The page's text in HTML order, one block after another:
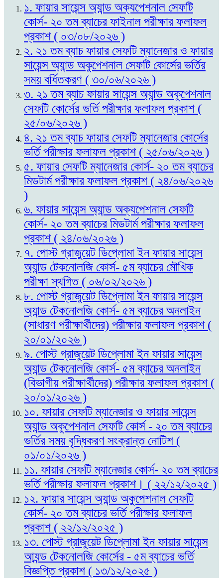
১. ফায়ার সায়েন্স অ্যান্ড অক্যপেশনাল সেফটি
কোর্স- ২০ তম ব্যাচের ফাইনাল পরীক্ষার ফলাফল
প্রকাশ ( ০৩/০৮/২০২৬ )
২. ২১ তম ব্যাচ ফায়ার সেফটি ম্যানেজার ও ফায়ার
সায়েন্স অ্যান্ড অকুপেশনাল সেফটি কোর্সের ভর্তির
সময় বর্ধিতকরণ ( ৩০/০৬/২০২৬ )
৩. ২১ তম ব্যাচ ফায়ার সায়েন্স অ্যান্ড অকুপেশনাল
সেফটি কোর্সের ভর্তি পরীক্ষার ফলাফল প্রকাশ (
২৫/০৬/২০২৬ )
৪. ২১ তম ব্যাচ ফায়ার সেফটি ম্যানেজার কোর্সের
ভর্তি পরীক্ষার ফলাফল প্রকাশ ( ২৫/০৬/২০২৬ )
৫. ফায়ার সেফটি ম্যানেজার কোর্স- ২০ তম ব্যাচের
মিডটার্ম পরীক্ষার ফলাফল প্রকাশ ( ২৪/০৬/২০২৬
)
৬. ফায়ার সায়েন্স অ্যান্ড অক্যপেশনাল সেফটি
কোর্স- ২০ তম ব্যাচের মিডটার্ম পরীক্ষার ফলাফল
প্রকাশ ( ২৪/০৬/২০২৬ )
৭. পোস্ট গ্রাজুয়েট ডিপ্লোমা ইন ফায়ার সায়েন্স
অ্যান্ড টেকনোলজি কোর্স- ৫ম ব্যাচের মৌখিক
পরীক্ষা স্থগিত ( ০৬/০২/২০২৬ )
৮. পোস্ট গ্রাজুয়েট ডিপ্লোমা ইন ফায়ার সায়েন্স
অ্যান্ড টেকনোলজি কোর্স- ৫ম ব্যাচের অনলাইন
(সাধারণ পরীক্ষার্থীদের) পরীক্ষার ফলাফল প্রকাশ (
২০/০১/২০২৬ )
৯. পোস্ট গ্রাজুয়েট ডিপ্লোমা ইন ফায়ার সায়েন্স
অ্যান্ড টেকনোলজি কোর্স- ৫ম ব্যাচের অনলাইন
(বিভাগীয় পরীক্ষার্থীদের) পরীক্ষার ফলাফল প্রকাশ (
২০/০১/২০২৬ )
১০. ফায়ার সেফটি ম্যানেজার ও ফায়ার সায়েন্স
অ্যান্ড অকুপেশনাল সেফটি কোর্স - ২০ তম ব্যাচের
ভর্তির সময় বৃদ্ধিকরণ সংক্রান্ত নোটিশ (
০১/০১/২০২৬ )
১১. ফায়ার সেফটি ম্যানেজার কোর্স- ২০ তম ব্যাচের
ভর্তি পরীক্ষার ফলাফল প্রকাশ। ( ২২/১২/২০২৫ )
১২. ফায়ার সায়েন্স অ্যান্ড অকুপেশনাল সেফটি
কোর্স- ২০ তম ব্যাচের ভর্তি পরীক্ষার ফলাফল
প্রকাশ ( ২২/১২/২০২৫ )
১৩. পোস্ট গ্রাজুয়েট ডিপ্লোমা ইন ফায়ার সায়েন্স
আ্যন্ড টেকনোলজি কোর্সের - ৫ম ব্যাচের ভর্তি
বিজ্ঞপ্তি প্রকাশ ( ১৩/১২/২০২৫ )